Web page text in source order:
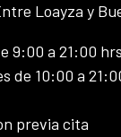
Loayza y
9:00 a 21:00 hrs
de 10:00 a
previa cita